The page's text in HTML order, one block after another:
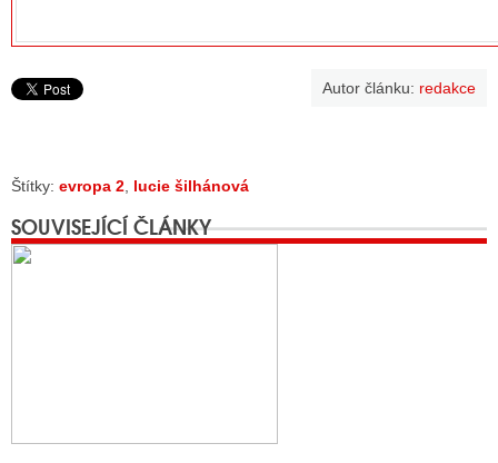
Autor článku: redakce
Štítky: evropa 2 lucie šilhánová
SOUVISEJÍCÍ ČLÁNKY